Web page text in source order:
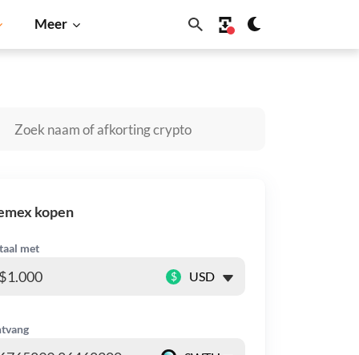
Meer
Solana BNB
kopen
met
$